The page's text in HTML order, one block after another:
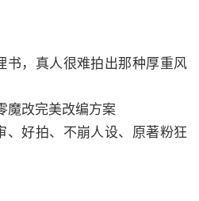
书，真人很难拍出那种厚重风
魔改完美改编方案
、好拍、不崩人设、原著粉狂